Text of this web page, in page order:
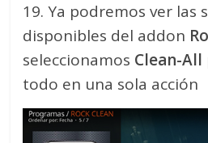
19. Ya podremos ver las
disponibles del addon
seleccionamos Clean-All
todo en una sola acción